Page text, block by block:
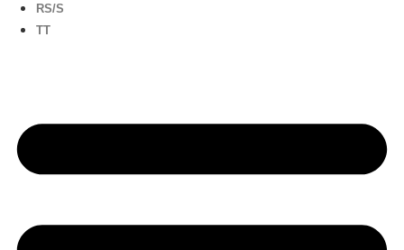
RS/S
TT